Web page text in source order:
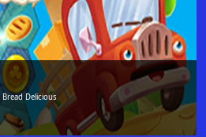
Bread Delicious